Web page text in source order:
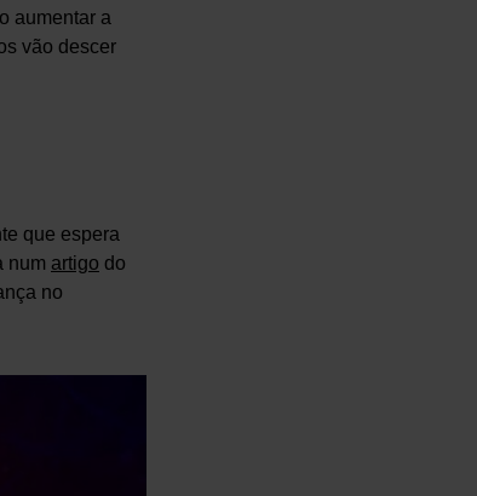
aumentar a
vão descer
que espera
num artigo do
no